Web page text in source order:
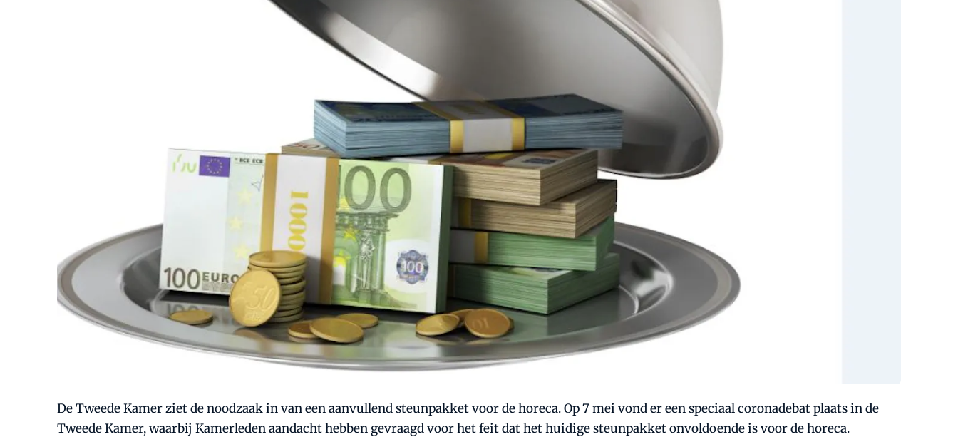
De Tweede Kamer ziet de noodzaak in van een aanvullend steunpakket voor de horeca. Op 7 mei vond er een speciaal coronadebat plaats in de
Tweede Kamer, waarbij Kamerleden aandacht hebben gevraagd voor het feit dat het huidige steunpakket onvoldoende is voor de horeca.